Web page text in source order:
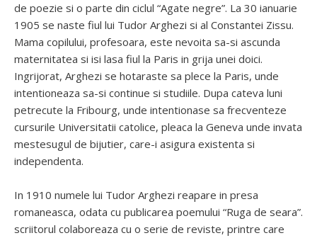
de poezie si o parte din ciclul “Agate negre”. La 30 ianuarie
1905 se naste fiul lui Tudor Arghezi si al Constantei Zissu.
Mama copilului, profesoara, este nevoita sa-si ascunda
maternitatea si isi lasa fiul la Paris in grija unei doici.
Ingrijorat, Arghezi se hotaraste sa plece la Paris, unde
intentioneaza sa-si continue si studiile. Dupa cateva luni
petrecute la Fribourg, unde intentionase sa frecventeze
cursurile Universitatii catolice, pleaca la Geneva unde invata
mestesugul de bijutier, care-i asigura existenta si
independenta.
In 1910 numele lui Tudor Arghezi reapare in presa
romaneasca, odata cu publicarea poemului “Ruga de seara”.
scriitorul colaboreaza cu o serie de reviste, printre care